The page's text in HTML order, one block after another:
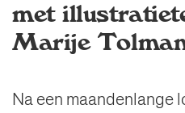
met
Marije
Na een maandenlange